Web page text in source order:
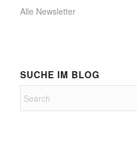
Alle Newsletter
SUCHE IM BLOG